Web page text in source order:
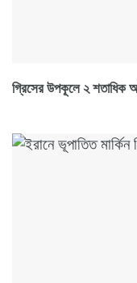
গ্রিসের উপকূলে ২ শতাধিক